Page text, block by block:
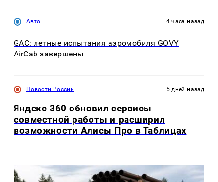
Авто 4 часа назад
GAC: летные испытания аэромобиля GOVY
AirCab завершены
Новости России 5 дней назад
Яндекс 360 обновил сервисы
совместной работы и расширил
возможности Алисы Про в Таблицах